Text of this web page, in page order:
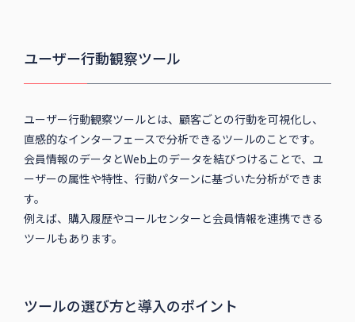
ユーザー行動観察ツール
ユーザー行動観察ツールとは、顧客ごとの行動を可視化し、
直感的なインターフェースで分析できるツールのことです。
会員情報のデータとWeb上のデータを結びつけることで、ユ
ーザーの属性や特性、行動パターンに基づいた分析ができま
す。
例えば、購入履歴やコールセンターと会員情報を連携できる
ツールもあります。
ツールの選び方と導入のポイント